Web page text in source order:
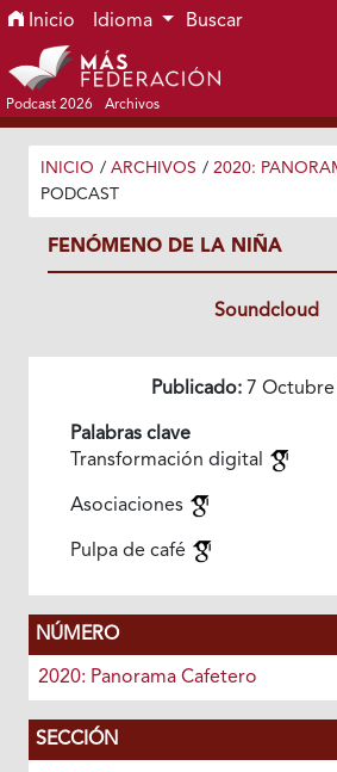
Ir al menú de navegación principal
Ir al contenido principal
Ir al pie de página del sitio
Inicio Idioma Buscar
Podcast 2026 Archivos
INICIO / ARCHIVOS / 2020:
PODCAST
FENÓMENO DE LA NIÑA
Soundcloud
Publicado: 7
Palabras clave
Transformación digital
Asociaciones
Pulpa de café
NÚMERO
2020: Panorama Cafetero
SECCIÓN